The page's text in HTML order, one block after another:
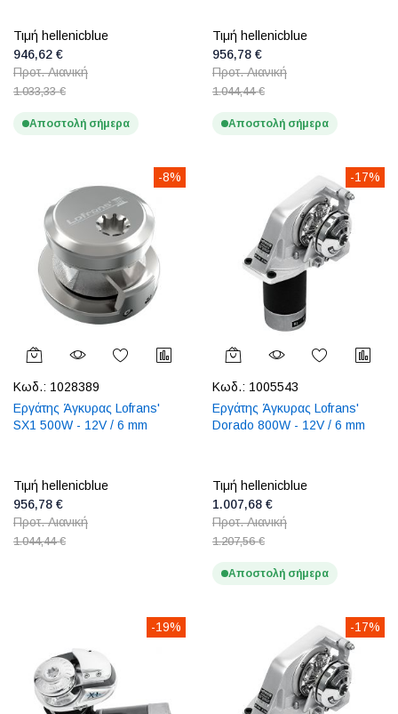
Τιμή hellenicblue
946,62 €
Προτ. Λιανική
1.033,33 €
Αποστολή σήμερα
Τιμή hellenicblue
956,78 €
Προτ. Λιανική
1.044,44 €
Αποστολή σήμερα
-8%
Κωδ.: 1028389
Εργάτης Άγκυρας Lofrans'
SX1 500W - 12V / 6 mm
Τιμή hellenicblue
956,78 €
Προτ. Λιανική
1.044,44 €
-17%
Κωδ.: 1005543
Εργάτης Άγκυρας Lofrans'
Dorado 800W - 12V / 6 mm
Τιμή hellenicblue
1.007,68 €
Προτ. Λιανική
1.207,56 €
Αποστολή σήμερα
-19% -17%